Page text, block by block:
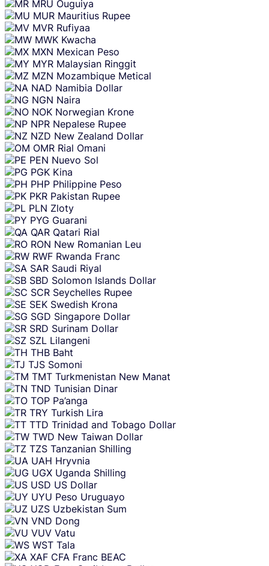
MRU Ouguiya
MUR Mauritius Rupee
MVR Rufiyaa
MWK Kwacha
MXN Mexican Peso
MYR Malaysian Ringgit
MZN Mozambique Metical
NAD Namibia Dollar
NGN Naira
NOK Norwegian Krone
NPR Nepalese Rupee
NZD New Zealand Dollar
OMR Rial Omani
PEN Nuevo Sol
PGK Kina
PHP Philippine Peso
PKR Pakistan Rupee
PLN Zloty
PYG Guarani
QAR Qatari Rial
RON New Romanian Leu
RWF Rwanda Franc
SAR Saudi Riyal
SBD Solomon Islands Dollar
SCR Seychelles Rupee
SEK Swedish Krona
SGD Singapore Dollar
SRD Surinam Dollar
SZL Lilangeni
THB Baht
TJS Somoni
TMT Turkmenistan New Manat
TND Tunisian Dinar
TOP Pa’anga
TRY Turkish Lira
TTD Trinidad and Tobago Dollar
TWD New Taiwan Dollar
TZS Tanzanian Shilling
UAH Hryvnia
UGX Uganda Shilling
USD US Dollar
UYU Peso Uruguayo
UZS Uzbekistan Sum
VND Dong
VUV Vatu
WST Tala
XAF CFA Franc BEAC